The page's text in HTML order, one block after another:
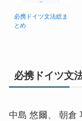
必携ドイツ文法総ま
とめ
必携ドイツ文
中島 悠爾、 朝